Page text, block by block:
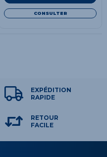
CONSULTER
EXPÉDITION
RAPIDE
RETOUR
FACILE